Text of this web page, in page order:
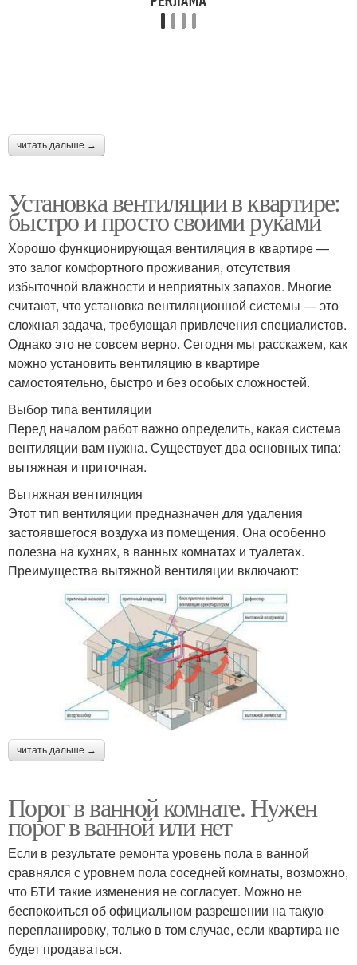
читать дальше →
Установка вентиляции в квартире:
быстро и просто своими руками
Хорошо функционирующая вентиляция в квартире —
это залог комфортного проживания, отсутствия
избыточной влажности и неприятных запахов. Многие
считают, что установка вентиляционной системы — это
сложная задача, требующая привлечения специалистов.
Однако это не совсем верно. Сегодня мы расскажем, как
можно установить вентиляцию в квартире
самостоятельно, быстро и без особых сложностей.
Выбор типа вентиляции
Перед началом работ важно определить, какая система
вентиляции вам нужна. Существует два основных типа:
вытяжная и приточная.
Вытяжная вентиляция
Этот тип вентиляции предназначен для удаления
застоявшегося воздуха из помещения. Она особенно
полезна на кухнях, в ванных комнатах и туалетах.
Преимущества вытяжной вентиляции включают:
читать дальше →
Порог в ванной комнате. Нужен
порог в ванной или нет
Если в результате ремонта уровень пола в ванной
сравнялся с уровнем пола соседней комнаты, возможно,
что БТИ такие изменения не согласует. Можно не
беспокоиться об официальном разрешении на такую
перепланировку, только в том случае, если квартира не
будет продаваться.